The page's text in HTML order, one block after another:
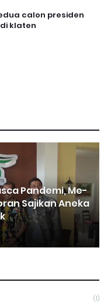
calon presiden
klaten
Pandemi, Me-
Sajikan Aneka
(1)